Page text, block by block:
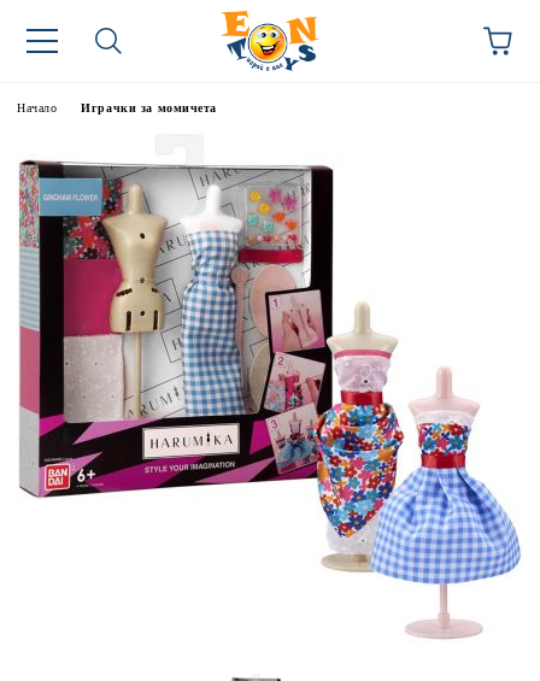
Начало Играчки за момичета